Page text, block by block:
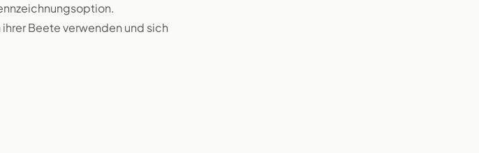
Beete verwenden und sich